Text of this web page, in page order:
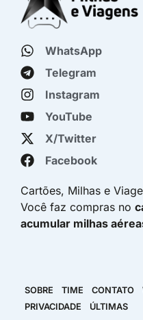
WhatsApp
Telegram
Instagram
YouTube
X/Twitter
Facebook
Cartões, Milhas e
Você faz compras no
acumular milhas
SOBRE TIME CONTATO
PRIVACIDADE
ÚLTIMAS